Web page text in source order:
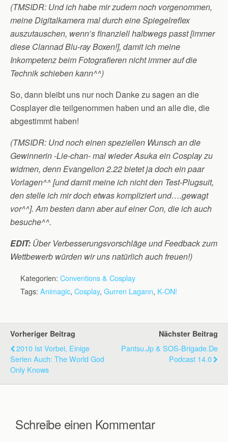
(TMSIDR: Und ich habe mir zudem noch vorgenommen,
meine Digitalkamera mal durch eine Spiegelreflex
auszutauschen, wenn’s finanziell halbwegs passt [immer
diese Clannad Blu-ray Boxen!], damit ich meine
Inkompetenz beim Fotografieren nicht immer auf die
Technik schieben kann^^)
So, dann bleibt uns nur noch Danke zu sagen an die
Cosplayer die teilgenommen haben und an alle die, die
abgestimmt haben!
(TMSIDR: Und noch einen speziellen Wunsch an die
Gewinnerin -Lie-chan- mal wieder Asuka ein Cosplay zu
widmen, denn Evangelion 2.22 bietet ja doch ein paar
Vorlagen^^ [und damit meine ich nicht den Test-Plugsuit,
den stelle ich mir doch etwas kompliziert und….gewagt
vor^^]. Am besten dann aber auf einer Con, die ich auch
besuche^^.
EDIT: Über Verbesserungsvorschläge und Feedback zum
Wettbewerb würden wir uns natürlich auch freuen!)
Kategorien: Conventions & Cosplay
Tags: Animagic, Cosplay, Gurren Lagann, K-ON!
Vorheriger Beitrag
2010 Ist Vorbei, Einige
Serien Auch: The World God
Only Knows
Nächster Beitrag
Pantsu.jp & SOS-Brigade.de
Podcast 14.0
Schreibe einen Kommentar